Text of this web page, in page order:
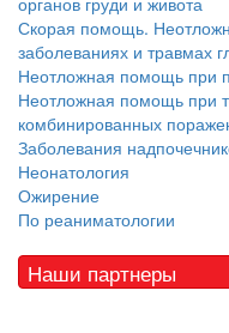
Скорая помощь.
заболеваниях и травмах
Неотложная помощь при
Неотложная помощь при
комбинированных
Заболевания
Неонатология
Ожирение
По реаниматологии
Наши партнеры